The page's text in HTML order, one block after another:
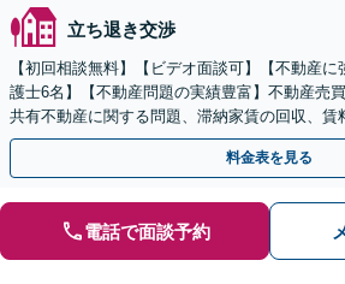
立ち退き交渉
【初回相談無料】【ビデオ面談可】【不動産
護士6名】【不動産問題の実績豊富】不動産売
共有不動産に関する問題、滞納家賃の回収、賃
渡、各種契約書の作成等について幅広く対応。
料金表を見る
電話で面談予約